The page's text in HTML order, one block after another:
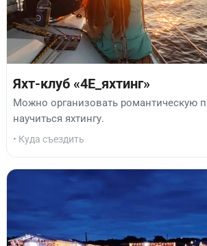
Яхт-клуб «4Е_яхтинг»
Можно организовать романтическую
научиться яхтингу.
• Куда съездить